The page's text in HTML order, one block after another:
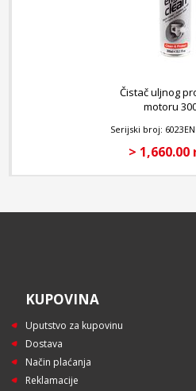
Čistač uljnog
motoru
Serijski broj:
> 1,660.00
KUPOVINA
Uputstvo za kupovinu
Dostava
Način plaćanja
Reklamacije